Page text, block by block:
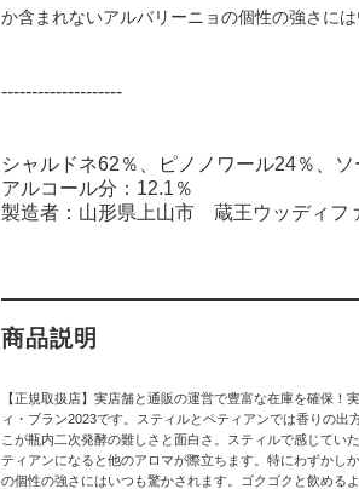
か含まれないアルバリーニョの個性の強さに
--------------------
シャルドネ62％、ピノノワール24％、
アルコール分：12.1％
製造者：山形県上山市 蔵王ウッディフ
商品説明
【正規取扱店】実店舗と通販の運営で豊富な在庫を確保！
ィ・ブラン2023です。スティルとペティアンでは香りの出
こが瓶内二次発酵の難しさと面白さ。スティルで感じてい
ティアンになると他のアロマが際立ちます。特にわずかし
の個性の強さにはいつも驚かされます。ゴクゴクと飲める